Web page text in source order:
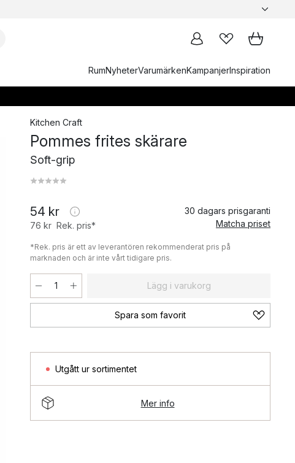
RumNyheterVarumärkenKampanjerInspiration
Kitchen Craft
Pommes frites skärare
Soft-grip
54 kr
76 kr Rek. pris*
30 dagars prisgaranti
Matcha priset
*Rek. pris är ett av leverantören rekommenderat pris på
marknaden och är inte vårt tidigare pris.
Lägg i varukorg
Spara som favorit
Utgått ur sortimentet
Mer info